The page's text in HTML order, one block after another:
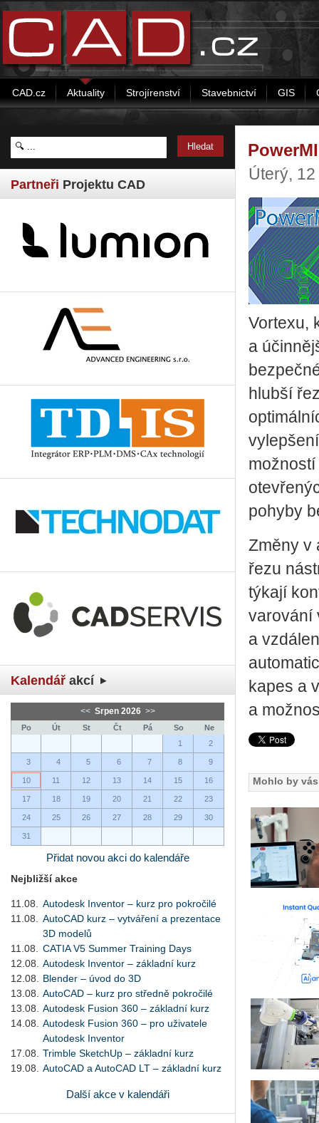
CAD.cz Aktuality Strojírenství Stavebnictví GIS
Partneři Projektu CAD
Kalendář akcí
<< Srpen 2026 >>
Po Út St Čt Pá So
Ne
1
2
3 4 5 6 7 8 9
10 11 12 13 14 15 16
17 18 19 20 21 22 23
24 25 26 27 28 29 30
31
Přidat novou akci do kalendáře
Nejbližší akce
11.08.
Autodesk Inventor – kurz pro pokročilé
11.08.
AutoCAD kurz – vytváření a prezentace
3D modelů
11.08.
CATIA V5 Summer Training Days
12.08.
Autodesk Inventor – základní kurz
12.08.
Blender – úvod do 3D
13.08.
AutoCAD – kurz pro středně pokročilé
13.08.
Autodesk Fusion 360 – základní kurz
14.08.
Autodesk Fusion 360 – pro uživatele
Autodesk Inventor
17.08.
Trimble SketchUp – základní kurz
19.08.
AutoCAD a AutoCAD LT – základní kurz
Další akce v kalendáři
Úterý,
Vortexu,
a
hlubší
pohyby
Změny v
řezu
týkají
varování
a
kapes a
a
Mohlo by